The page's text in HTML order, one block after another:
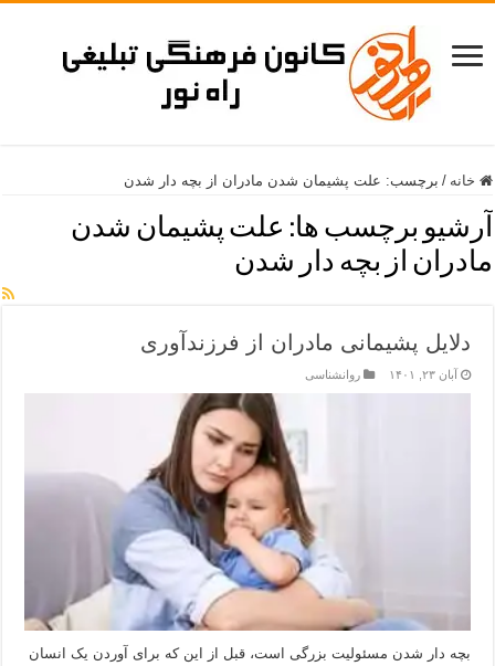
خانه / برچسب: علت پشیمان شدن مادران از بچه دار شدن
آرشیو برچسب ها: علت پشیمان شدن
مادران از بچه دار شدن
دلایل پشیمانی مادران از فرزندآوری
آبان ۲۳, ۱۴۰۱ روانشناسی
بچه دار شدن مسئولیت بزرگی است، قبل از این که برای آوردن یک انسان